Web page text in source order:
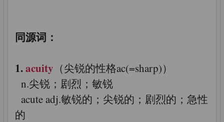
同源词：
1.acuity （尖锐的性格ac(=sharp)）
n.尖锐；剧烈；敏锐
acute adj.敏锐的；尖锐的；剧烈的；急性
的